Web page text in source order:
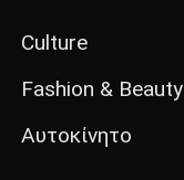
Culture
Fashion & Beauty
Αυτοκίνητο